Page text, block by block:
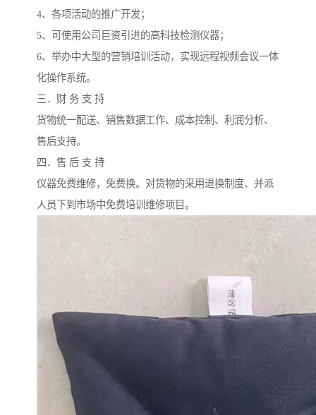
4、各项活动的推广开发；
5、可使用公司巨资引进的高科技检测仪器；
6、举办中大型的营销培训活动，实现远程视频会议一体
化操作系统。
三．财 务 支 持
货物统一配送、销售数据工作、成本控制、利润分析、
售后支持。
四．售 后 支 持
仪器免费维修，免费换。对货物的采用退换制度、并派
人员下到市场中免费培训维修项目。